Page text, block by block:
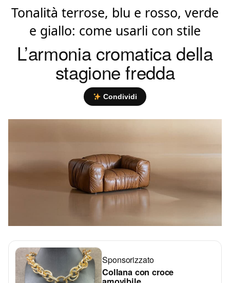
Tonalità terrose, blu e rosso, verde
e giallo: come usarli con stile
L’armonia cromatica della
stagione fredda
Condividi
Sponsorizzato
Collana con croce